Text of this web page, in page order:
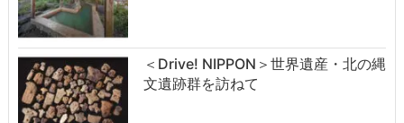
＜Drive! NIPPON＞世界遺産・北の縄
文遺跡群を訪ねて